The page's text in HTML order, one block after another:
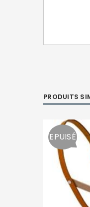
PRODUITS
EPUISÉ